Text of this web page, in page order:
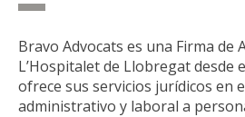
Bravo Advocats es una Firma de
L’Hospitalet de Llobregat desde
ofrece sus servicios jurídicos en
administrativo y laboral a